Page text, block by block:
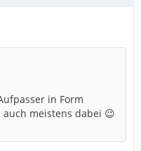
in Form
meistens dabei 😉